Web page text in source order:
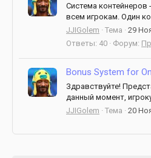
Система
всем игрокам. Один
JJIGolem
Тема 29
Ответы: 40
Форум:
Bonus System for
Здравствуйте!
данный момент,
JJIGolem
Тема 20